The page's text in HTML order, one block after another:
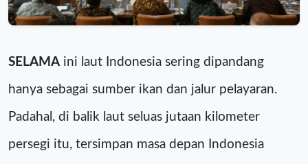
SELAMA ini laut Indonesia sering dipandang
hanya sebagai sumber ikan dan jalur pelayaran.
Padahal, di balik laut seluas jutaan kilometer
persegi itu, tersimpan masa depan Indonesia